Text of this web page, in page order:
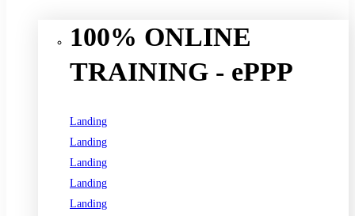
100% ONLINE
TRAINING - ePPP
Landing
Landing
Landing
Landing
Landing